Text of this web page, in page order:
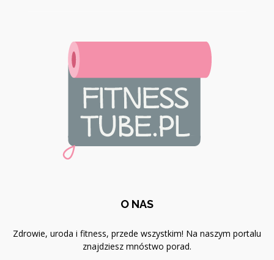
O NAS
Zdrowie, uroda i fitness, przede wszystkim! Na naszym portalu
znajdziesz mnóstwo porad.